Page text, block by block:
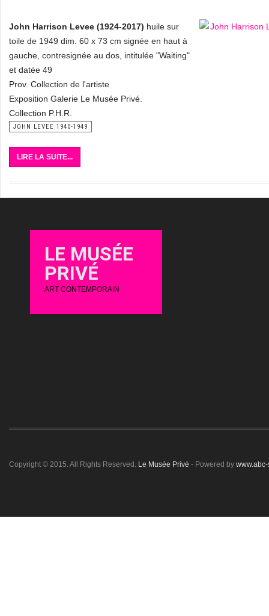
John Harrison Levee (1924-2017) huile sur
toile de 1949 dim. 60 x 73 cm signée en haut à
gauche, contresignée au dos, intitulée "Waiting"
et datée 49
Prov. Collection de l'artiste
Exposition Galerie Le Musée Privé.
Collection P.H.R.
JOHN LEVEE 1940-1949
LIRE LA SUITE...
LE MUSÉE
PRIVÉ
ART CONTEMPORAIN
Copyright © 2015. All Rights Reserved. Le Musée Privé - Powered by